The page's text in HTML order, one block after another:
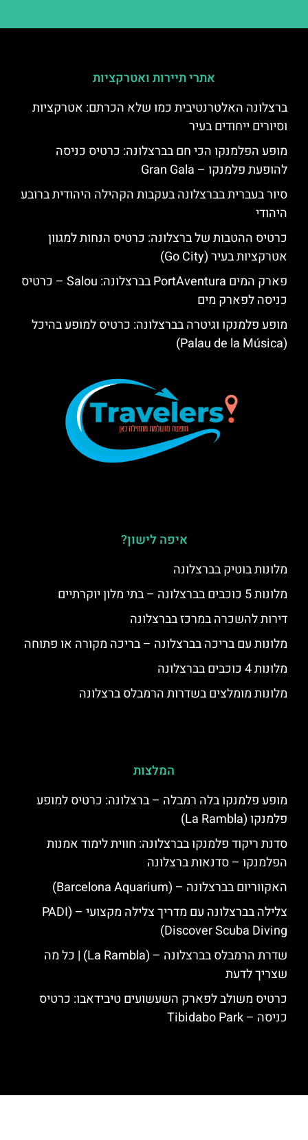
אתרי תיירות ואטרקציות
ברצלונה האלטרנטיבית כמו שלא הכרתם: אטרקציות
וסיורים ייחודים בעיר
מופע הפלמנקו הכי חם בברצלונה: כרטיס כניסה
להופעת פלמנקו – Gran Gala
סיור בעברית בברצלונה בעקבות הקהילה היהודית ברובע
היהודי
כרטיס ההטבות של ברצלונה: כרטיס הנחות למגוון
אטרקציות בעיר (Go City)
פארק המים PortAventura בברצלונה: Salou – כרטיס
כניסה לפארק מים
מופע פלמנקו וגיטרה בברצלונה: כרטיס למופע בהיכל
(Palau de la Música)
איפה לישון?
מלונות בוטיק בברצלונה
מלונות 5 כוכבים בברצלונה – בתי מלון יוקרתיים
דירות להשכרה במרכז בברצלונה
מלונות עם בריכה בברצלונה – בריכה מקורה או פתוחה
מלונות 4 כוכבים בברצלונה
מלונות מומלצים בשדרות הרמבלס ברצלונה
המלצות
מופע פלמנקו בלה רמבלה – ברצלונה: כרטיס למופע
פלמנקו (La Rambla)
סדנת ריקוד פלמנקו בברצלונה: חווית לימוד אמנות
הפלמנקו – סדנאות ברצלונה
האקווריום בברצלונה – (Barcelona Aquarium)
צלילה בברצלונה עם מדריך צלילה מקצועי – (PADI
Discover Scuba Diving)
שדרת הרמבלס בברצלונה – (La Rambla) | כל מה
שצריך לדעת
כרטיס משולב לפארק השעשועים טיבידאבו: כרטיס
כניסה – Tibidabo Park